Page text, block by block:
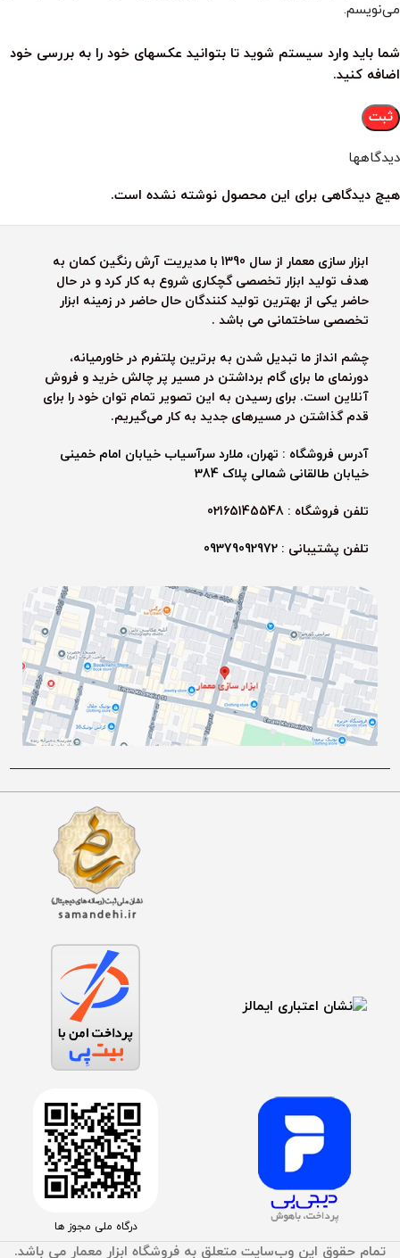
دیدگاهها
هیچ دیدگاهی برای این محصول نوشته نشده است.
می‌نویسم.
شما باید وارد سیستم شوید تا بتوانید عکسهای خود را به بررسی خود
اضافه کنید.
ابزار سازی معمار از سال 1390 با مدیریت آرش رنگین کمان به
هدف تولید ابزار تخصصی گچکاری شروع به کار کرد و در حال
حاضر یکی از بهترین تولید کنندگان حال حاضر در زمینه ابزار
تخصصی ساختمانی می باشد .
چشم انداز ما تبدیل شدن به برترین پلتفرم در خاورمیانه،
دورنمای ما برای گام برداشتن در مسیر پر چالش خرید و فروش
آنلاین است. برای رسیدن به این تصویر تمام توان خود را برای
قدم گذاشتن در مسیرهای جدید به کار می‌گیریم.
آدرس فروشگاه : تهران، ملارد سرآسیاب خیابان امام خمینی
خیابان طالقانی شمالی پلاک 384
تلفن فروشگاه : 02165145548
تلفن پشتیبانی : 09379092972
درگاه ملی مجوز ها
تمام حقوق اين وب‌سايت متعلق به فروشگاه ابزار معمار می باشد.